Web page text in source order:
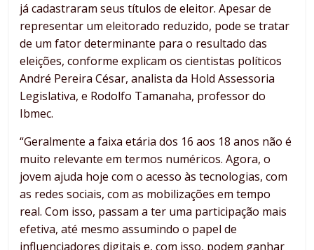
já cadastraram seus títulos de eleitor. Apesar de
representar um eleitorado reduzido, pode se tratar
de um fator determinante para o resultado das
eleições, conforme explicam os cientistas políticos
André Pereira César, analista da Hold Assessoria
Legislativa, e Rodolfo Tamanaha, professor do
Ibmec.
“Geralmente a faixa etária dos 16 aos 18 anos não é
muito relevante em termos numéricos. Agora, o
jovem ajuda hoje com o acesso às tecnologias, com
as redes sociais, com as mobilizações em tempo
real. Com isso, passam a ter uma participação mais
efetiva, até mesmo assumindo o papel de
influenciadores digitais e, com isso, podem ganhar